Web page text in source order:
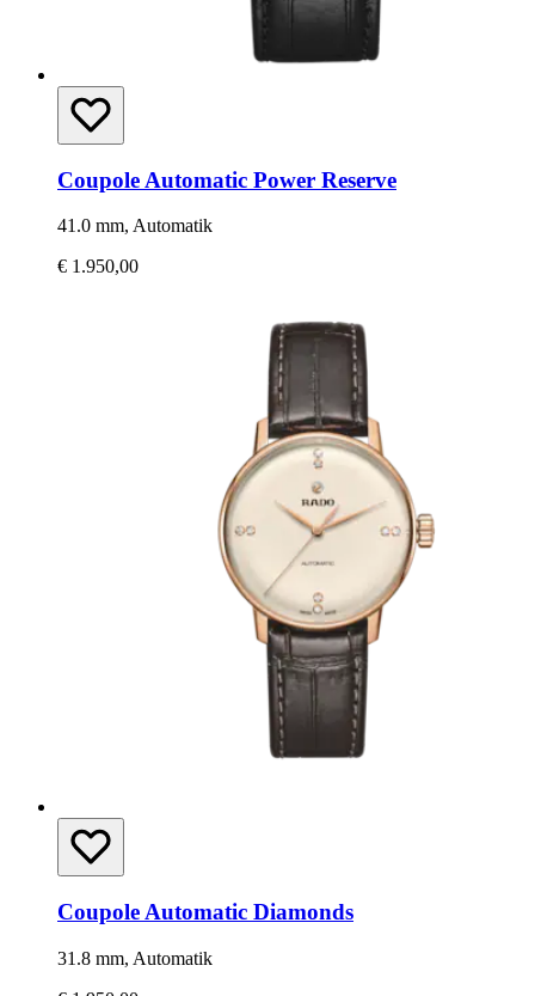
Coupole Automatic Power Reserve
41.0 mm, Automatik
€ 1.950,00
Coupole Automatic Diamonds
31.8 mm, Automatik